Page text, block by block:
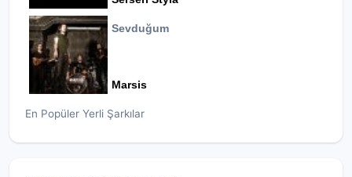
Sevduğum
Marsis
En Popüler Yerli Şarkılar